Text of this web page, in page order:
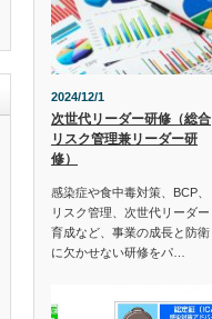
2024/12/1
次世代リーダー研修（総合
リスク管理兼リーダー研
修）
感染症や食中毒対策、BCP、
リスク管理、次世代リーダー
育成など、事業の成長と防衛
に欠かせない研修をパ…